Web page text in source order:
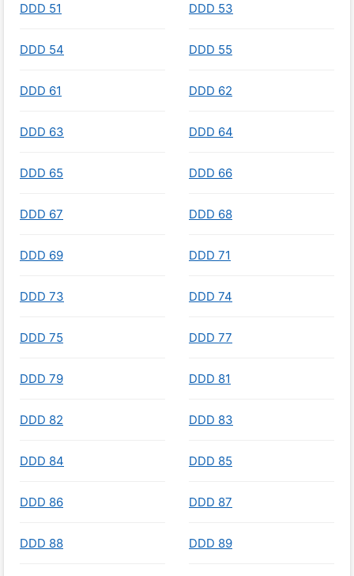
DDD 51 DDD 53
DDD 54 DDD 55
DDD 61 DDD 62
DDD 63 DDD 64
DDD 65 DDD 66
DDD 67 DDD 68
DDD 69 DDD 71
DDD 73 DDD 74
DDD 75 DDD 77
DDD 79 DDD 81
DDD 82 DDD 83
DDD 84 DDD 85
DDD 86 DDD 87
DDD 88 DDD 89